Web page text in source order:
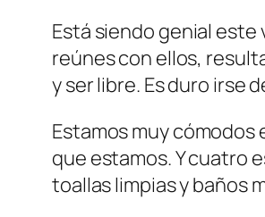
Está siendo genial este
reúnes con ellos,
y ser libre. Es duro irse
Estamos muy
que estamos. Y cuatro
toallas limpias y baños